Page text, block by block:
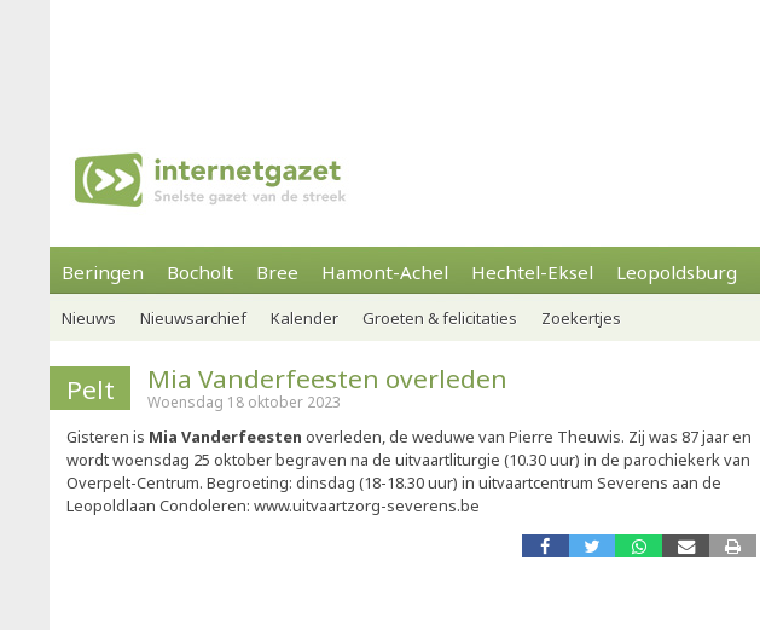
Beringen Bocholt Bree Hamont-Achel Hechtel-Eksel Leopoldsburg
Nieuws Nieuwsarchief Kalender Groeten & felicitaties Zoekertjes
Pelt Mia Vanderfeesten overleden
Woensdag 18 oktober 2023
Gisteren is Mia Vanderfeesten overleden, de weduwe van Pierre Theuwis. Zij was 87 jaar en
wordt woensdag 25 oktober begraven na de uitvaartliturgie (10.30 uur) in de parochiekerk van
Overpelt-Centrum. Begroeting: dinsdag (18-18.30 uur) in uitvaartcentrum Severens aan de
Leopoldlaan Condoleren: www.uitvaartzorg-severens.be